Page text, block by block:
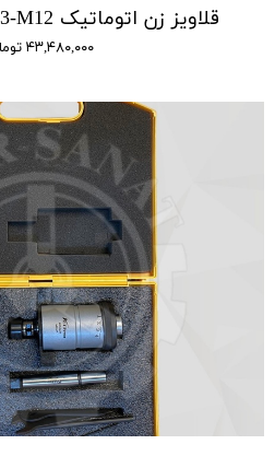
قلاویز زن اتوماتیک AST POWER M3-M12
۴۳,۴۸۰,۰۰۰ تومان